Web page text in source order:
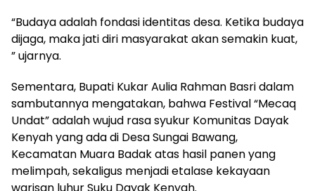
“Budaya adalah fondasi identitas desa. Ketika budaya
dijaga, maka jati diri masyarakat akan semakin kuat,
” ujarnya.
Sementara, Bupati Kukar Aulia Rahman Basri dalam
sambutannya mengatakan, bahwa Festival “Mecaq
Undat” adalah wujud rasa syukur Komunitas Dayak
Kenyah yang ada di Desa Sungai Bawang,
Kecamatan Muara Badak atas hasil panen yang
melimpah, sekaligus menjadi etalase kekayaan
warisan luhur Suku Dayak Kenyah.